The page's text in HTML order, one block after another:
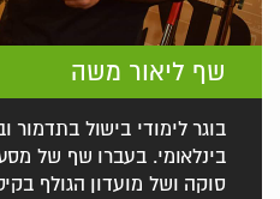
שף ליאור משה
בוגר לימודי בישול בתדמור
בינלאומי. בעברו שף של
סוקה ושל מועדון הגולף